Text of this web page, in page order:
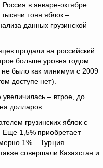
. Россия в январе-октябре
тонн яблок –
данных грузинской
продали на российский
больше уровня годом
не было как минимум с 2009
доступе нет).
увеличилась – втрое, до
долларов.
грузинских яблок с
Еще 1,5% приобретает
1% – Турция.
совершали Казахстан и